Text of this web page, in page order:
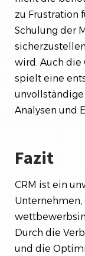
zu Frustration
Schulung der
wird. Auch die
spielt eine
unvollständige
Analysen und
Fazit
CRM ist ein
Durch die
und die